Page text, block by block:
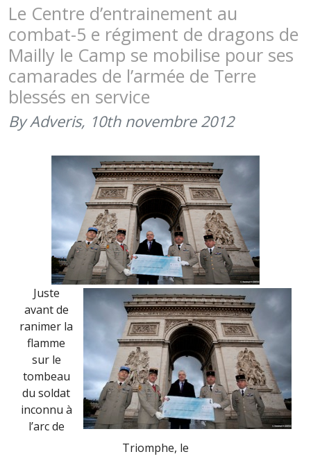
Le Centre d’entrainement au
combat-5 e régiment de dragons de
Mailly le Camp se mobilise pour ses
camarades de l’armée de Terre
blessés en service
By Adveris, 10th novembre 2012
Juste
avant de
ranimer la
flamme
sur le
tombeau
du soldat
inconnu à
l’arc de
Triomphe, le